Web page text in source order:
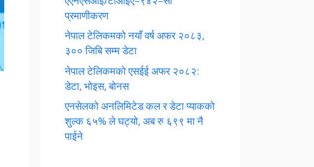
प्रमाणीकरण
नेपाल टेलिकमको नयाँ वर्ष अफर २०८३,
३०० जिबि सम्म डेटा
नेपाल टेलिकमको एसईई अफर २०८२:
डेटा, भोइस, बोनस
एनसेलको अनलिमिटेड कल र डेटा प्याकको
शुल्क ६५% ले घट्यो, अब रु ६९९ मा नै
पाईने